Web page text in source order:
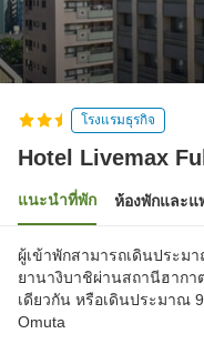
โรงแรมธุรกิจ
Hotel Livemax
แนะนำที่พัก ห้องพักและ
ผู้เข้าพักสามารถเดินประม
ยานางิบาชิผ่านสถานีฮากา
เดียวกัน หรือเดินประมาณ
Omuta